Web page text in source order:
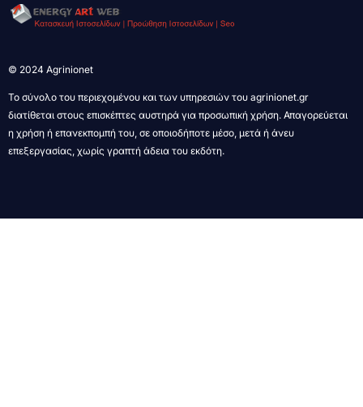
© 2024 Agrinionet
Το σύνολο του περιεχομένου και των υπηρεσιών του agrinionet.gr
διατίθεται στους επισκέπτες αυστηρά για προσωπική χρήση. Απαγορεύεται
η χρήση ή επανεκπομπή του, σε οποιοδήποτε μέσο, μετά ή άνευ
επεξεργασίας, χωρίς γραπτή άδεια του εκδότη.